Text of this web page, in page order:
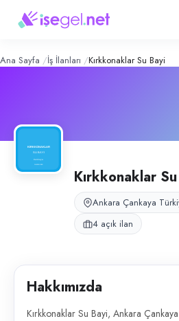
Su Bayi
Konum:
Kırkkonaklar Su Bayi, Ankara Çankaya
Müşteri Temsilcisi (Bayan)
Ana Sayfa İş İlanları Kırkkonaklar Su Bayi
Kırkkonaklar
Ankara Çankaya
4 açık ilan
Hakkımızda
Kırkkonaklar Su Bayi, Ankara